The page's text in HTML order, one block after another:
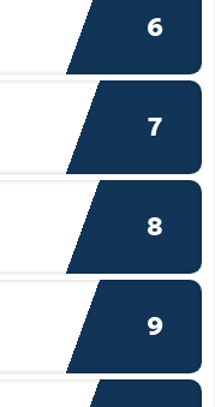
6
7
8
9